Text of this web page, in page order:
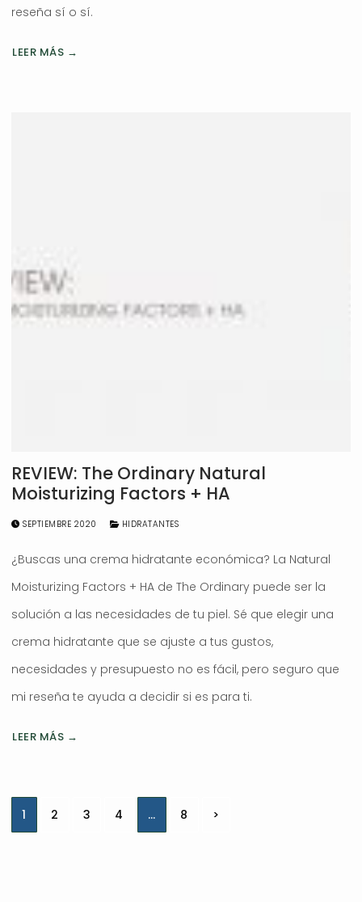
reseña sí o sí.
LEER MÁS →
REVIEW: The Ordinary Natural
Moisturizing Factors + HA
SEPTIEMBRE 2020 HIDRATANTES
¿Buscas una crema hidratante económica? La Natural
Moisturizing Factors + HA de The Ordinary puede ser la
solución a las necesidades de tu piel. Sé que elegir una
crema hidratante que se ajuste a tus gustos,
necesidades y presupuesto no es fácil, pero seguro que
mi reseña te ayuda a decidir si es para ti.
LEER MÁS →
Navegación
de
1 2 3 4 … 8 >